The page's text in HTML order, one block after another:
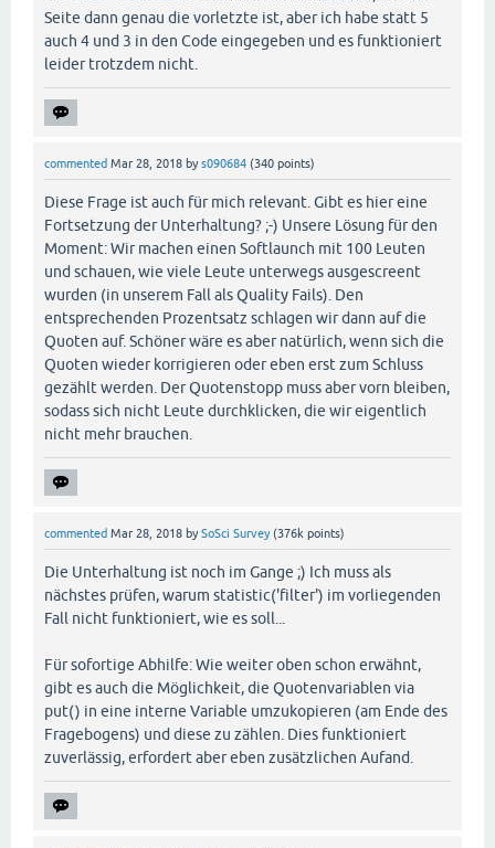
Seite dann genau die vorletzte ist, aber ich habe statt 5
auch 4 und 3 in den Code eingegeben und es funktioniert
leider trotzdem nicht.
commented Mar 28, 2018 bys090684 (340 points)
Diese Frage ist auch für mich relevant. Gibt es hier eine
Fortsetzung der Unterhaltung? ;-) Unsere Lösung für den
Moment: Wir machen einen Softlaunch mit 100 Leuten
und schauen, wie viele Leute unterwegs ausgescreent
wurden (in unserem Fall als Quality Fails). Den
entsprechenden Prozentsatz schlagen wir dann auf die
Quoten auf. Schöner wäre es aber natürlich, wenn sich die
Quoten wieder korrigieren oder eben erst zum Schluss
gezählt werden. Der Quotenstopp muss aber vorn bleiben,
sodass sich nicht Leute durchklicken, die wir eigentlich
nicht mehr brauchen.
commented Mar 28, 2018 bySoSci Survey (376k points)
Die Unterhaltung ist noch im Gange ;) Ich muss als
nächstes prüfen, warum statistic('filter') im vorliegenden
Fall nicht funktioniert, wie es soll...
Für sofortige Abhilfe: Wie weiter oben schon erwähnt,
gibt es auch die Möglichkeit, die Quotenvariablen via
put() in eine interne Variable umzukopieren (am Ende des
Fragebogens) und diese zu zählen. Dies funktioniert
zuverlässig, erfordert aber eben zusätzlichen Aufand.